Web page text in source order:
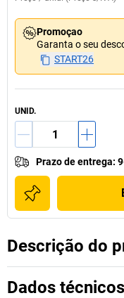
Promoçao
Garanta o seu
START26
UNID.
Prazo de entrega:
Descrição do
Dados técnicos